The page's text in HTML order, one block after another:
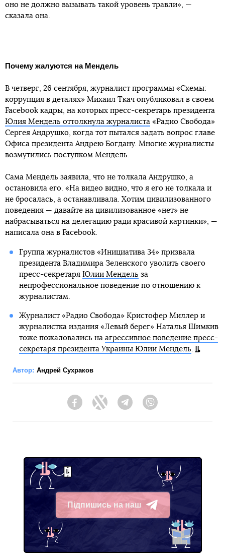
оно не должно вызывать такой уровень травли», —
сказала она.
Почему жалуются на Мендель
В четверг, 26 сентября, журналист программы «Схемы:
коррупция в деталях» Михаил Ткач опубликовал в своем
Facebook кадры, на которых пресс-секретарь президента
Юлия Мендель оттолкнула журналиста «Радио Свобода»
Сергея Андрушко, когда тот пытался задать вопрос главе
Офиса президента Андрею Богдану. Многие журналисты
возмутились поступком Мендель.
Сама Мендель заявила, что не толкала Андрушко, а
остановила его. «На видео видно, что я его не толкала и
не бросалась, а останавливала. Хотим цивилизованного
поведения — давайте на цивилизованное «нет» не
набрасываться на делегацию ради красивой картинки», —
написала она в Facebook.
Группа журналистов «Инициатива 34» призвала
президента Владимира Зеленского уволить своего
пресс-секретаря Юлии Мендель за
непрофессиональное поведение по отношению к
журналистам.
Журналист «Радио Свобода» Кристофер Миллер и
журналистка издания «Левый берег» Наталья Шимкив
тоже пожаловались на агрессивное поведение пресс-
секретаря президента Украины Юлии Мендель.
Автор: Андрей Сухраков
FacebookTwitter Telegram
Підпишись на наш
Telegram